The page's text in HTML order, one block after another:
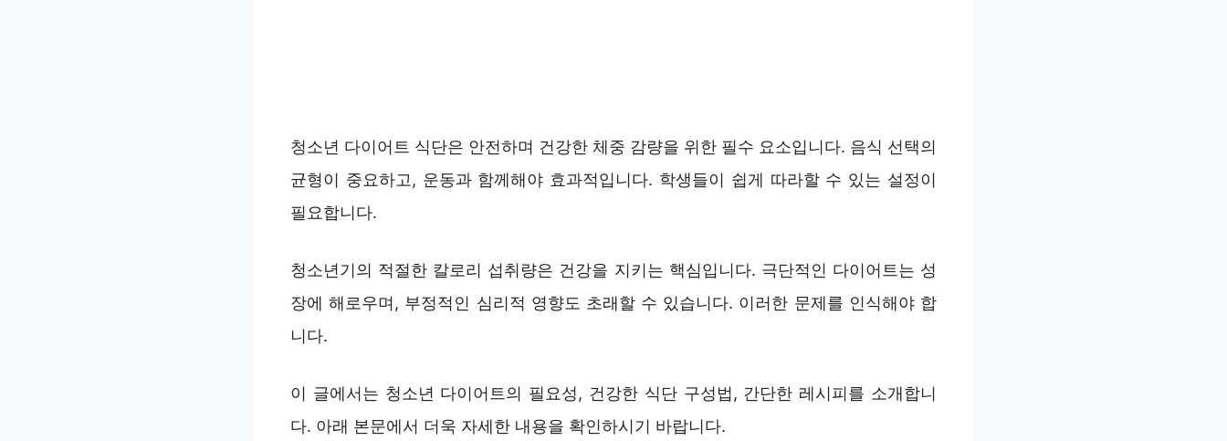
청소년 다이어트 식단은 안전하며 건강한 체중 감량을 위한 필수 요소입니다. 음식 선택의
균형이 중요하고, 운동과 함께해야 효과적입니다. 학생들이 쉽게 따라할 수 있는 설정이
필요합니다.
청소년기의 적절한 칼로리 섭취량은 건강을 지키는 핵심입니다. 극단적인 다이어트는 성
장에 해로우며, 부정적인 심리적 영향도 초래할 수 있습니다. 이러한 문제를 인식해야 합
니다.
이 글에서는 청소년 다이어트의 필요성, 건강한 식단 구성법, 간단한 레시피를 소개합니
다. 아래 본문에서 더욱 자세한 내용을 확인하시기 바랍니다.